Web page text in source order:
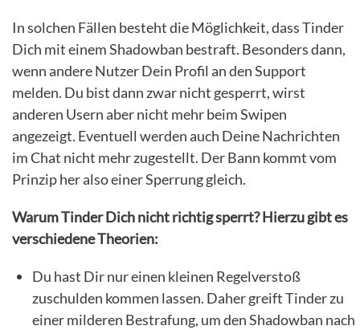
In solchen Fällen besteht die Möglichkeit, dass Tinder
Dich mit einem Shadowban bestraft. Besonders dann,
wenn andere Nutzer Dein Profil an den Support
melden. Du bist dann zwar nicht gesperrt, wirst
anderen Usern aber nicht mehr beim Swipen
angezeigt. Eventuell werden auch Deine Nachrichten
im Chat nicht mehr zugestellt. Der Bann kommt vom
Prinzip her also einer Sperrung gleich.
Warum Tinder Dich nicht richtig sperrt? Hierzu gibt es
verschiedene Theorien:
Du hast Dir nur einen kleinen Regelverstoß
zuschulden kommen lassen. Daher greift Tinder zu
einer milderen Bestrafung, um den Shadowban nach